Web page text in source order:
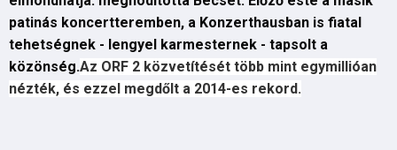
patinás koncertteremben, a Konzerthausban is fiatal
tehetségnek - lengyel karmesternek - tapsolt a
közönség.Az ORF 2 közvetítését több mint egymillióan
nézték, és ezzel megdőlt a 2014-es rekord.